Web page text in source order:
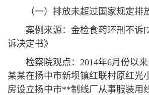
（一）排放未超过国家规定排
案例来源：金检食药环刑不诉
诉决定书》
检察院观点：2014年6月份以
某某在扬中市新坝镇红联村原红光
房设立扬中市**制线厂从事服装用